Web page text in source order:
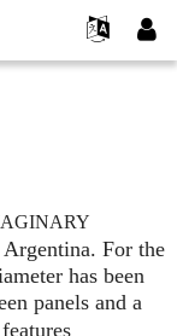
For the
has been
panels and a